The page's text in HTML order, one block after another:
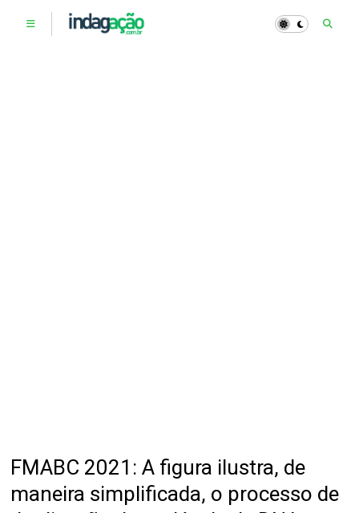
FMABC 2021: A figura ilustra, de
maneira simplificada, o processo de